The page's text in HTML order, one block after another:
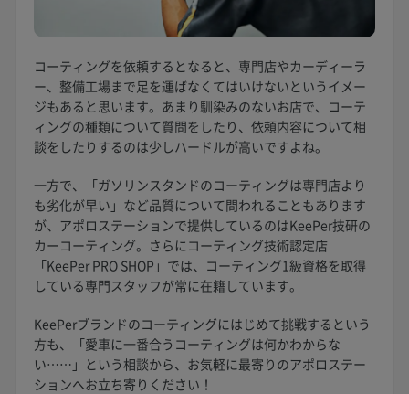
コーティングを依頼するとなると、専門店やカーディーラ
ー、整備工場まで足を運ばなくてはいけないというイメー
ジもあると思います。あまり馴染みのないお店で、コーテ
ィングの種類について質問をしたり、依頼内容について相
談をしたりするのは少しハードルが高いですよね。
一方で、「ガソリンスタンドのコーティングは専門店より
も劣化が早い」など品質について問われることもあります
が、アポロステーションで提供しているのはKeePer技研の
カーコーティング。さらにコーティング技術認定店
「KeePer PRO SHOP」では、コーティング1級資格を取得
している専門スタッフが常に在籍しています。
KeePerブランドのコーティングにはじめて挑戦するという
方も、「愛車に一番合うコーティングは何かわからな
い……」という相談から、お気軽に最寄りのアポロステー
ションへお立ち寄りください！